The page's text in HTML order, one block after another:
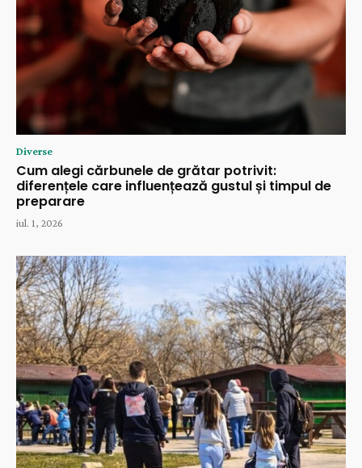
Diverse
Cum alegi cărbunele de grătar potrivit:
diferențele care influențează gustul și timpul de
preparare
iul. 1, 2026